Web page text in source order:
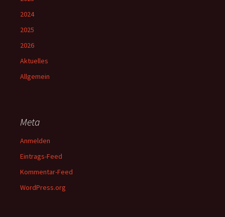
2024
2025
2026
Aktuelles
Allgemein
Meta
Anmelden
Eintrags-Feed
Kommentar-Feed
WordPress.org